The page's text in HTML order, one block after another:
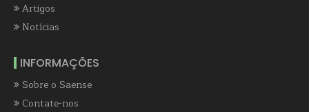
Artigos
Notícias
INFORMAÇÕES
Sobre o Saense
Contate-nos